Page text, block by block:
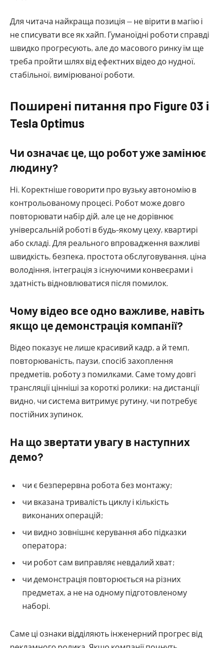
Для читача найкраща позиція — не вірити в магію і
не списувати все як хайп. Гуманоїдні роботи справді
швидко прогресують, але до масового ринку їм ще
треба пройти шлях від ефектних відео до нудної,
стабільної, вимірюваної роботи.
Поширені питання про Figure 03 і
Tesla Optimus
Чи означає це, що робот уже замінює
людину?
Ні. Коректніше говорити про вузьку автономію в
контрольованому процесі. Робот може довго
повторювати набір дій, але це не дорівнює
універсальній роботі в будь-якому цеху, квартирі
або складі. Для реального впровадження важливі
швидкість, безпека, простота обслуговування, ціна
володіння, інтеграція з існуючими конвеєрами і
здатність відновлюватися після помилок.
Чому відео все одно важливе, навіть
якщо це демонстрація компанії?
Відео показує не лише красивий кадр, а й темп,
повторюваність, паузи, спосіб захоплення
предметів, роботу з помилками. Саме тому довгі
трансляції цінніші за короткі ролики: на дистанції
видно, чи система витримує рутину, чи потребує
постійних зупинок.
На що звертати увагу в наступних
демо?
чи є безперервна робота без монтажу;
чи вказана тривалість циклу і кількість
виконаних операцій;
чи видно зовнішнє керування або підказки
оператора;
чи робот сам виправляє невдалий хват;
чи демонстрація повторюється на різних
предметах, а не на одному підготовленому
наборі.
Саме ці ознаки відділяють інженерний прогрес від